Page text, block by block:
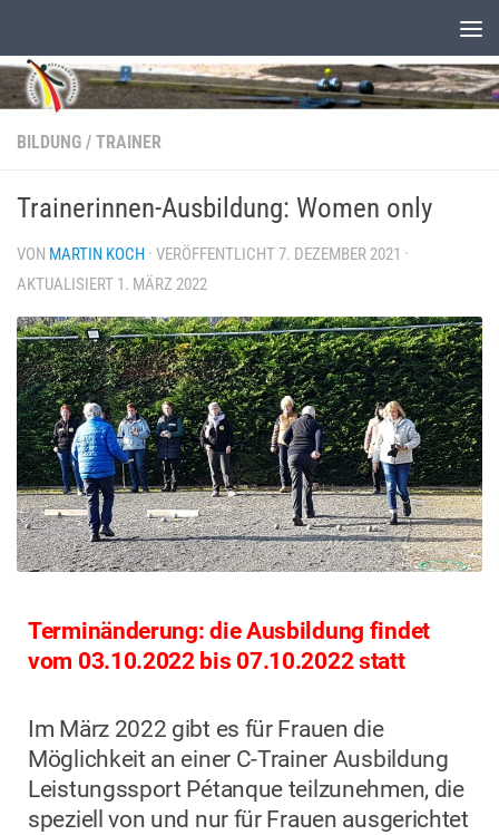
BILDUNG / TRAINER
Trainerinnen-Ausbildung: Women only
VON MARTIN KOCH · VERÖFFENTLICHT7. DEZEMBER 2021 ·
AKTUALISIERT 1. MÄRZ 2022
Terminänderung: die Ausbildung findet
vom 03.10.2022 bis 07.10.2022 statt
Im März 2022 gibt es für Frauen die
Möglichkeit an einer C-Trainer Ausbildung
Leistungssport Pétanque teilzunehmen, die
speziell von und nur für Frauen ausgerichtet